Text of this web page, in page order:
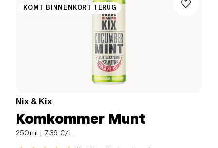
KOMT BINNENKORT TERUG
Nix & Kix
Komkommer Munt
250ml | 7.36 €/L